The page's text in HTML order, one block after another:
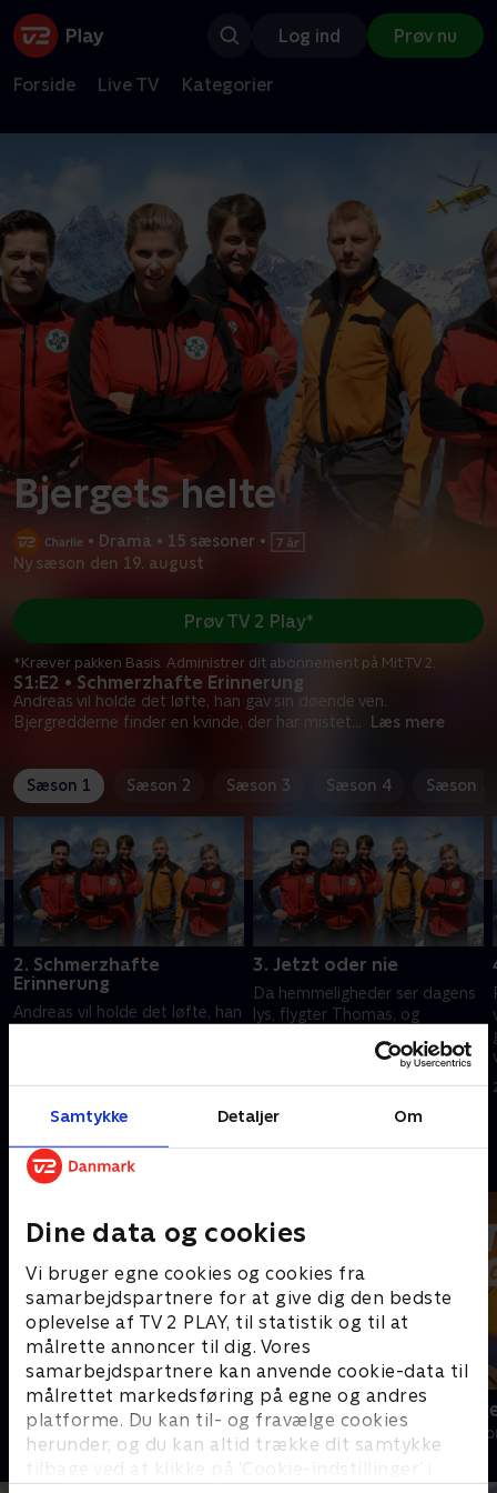
Samtykke Detaljer Om
Dine data og cookies
Vi bruger egne cookies og cookies fra
samarbejdspartnere for at give dig den bedste
oplevelse af TV 2 PLAY, til statistik og til at
målrette annoncer til dig. Vores
samarbejdspartnere kan anvende cookie-data til
målrettet markedsføring på egne og andres
platforme. Du kan til- og fravælge cookies
herunder, og du kan altid trække dit samtykke
tilbage ved at klikke på ’Cookie-indstillinger’ i
Log ind Prøv nu
Forside Live TV Kategorier
Bjergets helte
• Drama • 15 sæsoner •
Ny sæson den 19. august
S1:E2 • Schmerzhafte Erinnerung
Andreas vil holde det løfte, han gav sin døende ven.
Bjergredderne finder en kvinde, der har mistet... Læs mere
Prøv TV 2 Play*
*Kræver pakken Basis. Administrer dit abonnement på Mit TV 2.
Sæson 1 Sæson 2 Sæson 3 Sæson 4 Sæson 5
2. Schmerzhafte
Erinnerung
Andreas vil holde det løfte, han
uventet op.
3. Jetzt oder nie
Da hemmeligheder ser dagens
lys, flygter Thomas, og
farefuld redningsmission i det
21. december 2023 • 43 min
Andre så også
Bjerglægen
Drama • 18 sæsoner
Luftens
Drama • 3